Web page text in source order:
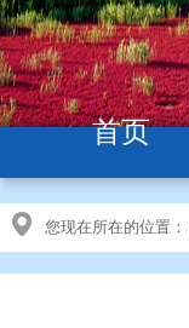
首页
您现在所在的位置：